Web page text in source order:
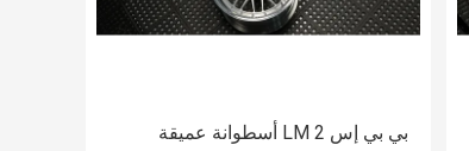
بي بي إس LM 2 أسطوانة عميقة